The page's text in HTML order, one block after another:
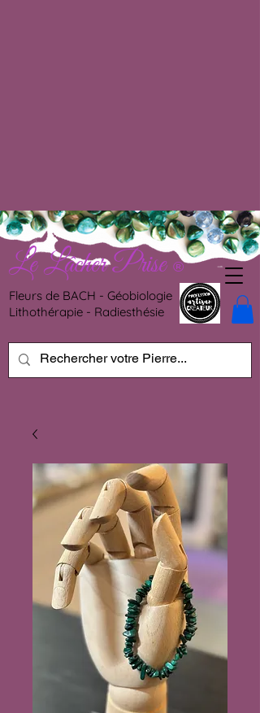
Le Lâcher Prise ®
Fleurs de BACH - Géobiologie
Lithothérapie - Radiesthésie